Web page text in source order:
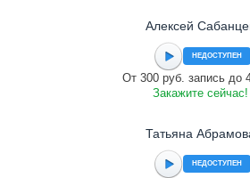
Алексей
НЕДОСТУПЕН
От 300 руб. запись до
Закажите сейчас!
Татьяна
НЕДОСТУПЕН